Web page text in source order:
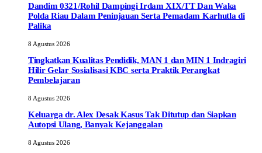
Dandim 0321/Rohil Dampingi Irdam XIX/TT Dan Waka
Polda Riau Dalam Peninjauan Serta Pemadam Karhutla di
Palika
8 Agustus 2026
Tingkatkan Kualitas Pendidik, MAN 1 dan MIN 1 Indragiri
Hilir Gelar Sosialisasi KBC serta Praktik Perangkat
Pembelajaran
8 Agustus 2026
Keluarga dr. Alex Desak Kasus Tak Ditutup dan Siapkan
Autopsi Ulang, Banyak Kejanggalan
8 Agustus 2026